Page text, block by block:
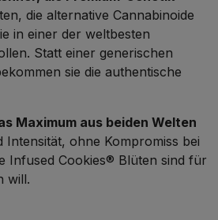
die alternative Cannabinoide
in einer der weltbesten
Statt einer generischen
sie die authentische
Maximum aus beiden Welten
ohne Kompromiss bei
Infused Cookies® Blüten sind für
will.